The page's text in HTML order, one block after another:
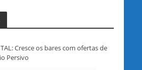
Cresce os bares com ofertas de
Persivo